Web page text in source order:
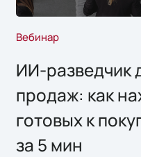
Вебинар
ИИ-разведчик
продаж: как
готовых к
за 5 мин